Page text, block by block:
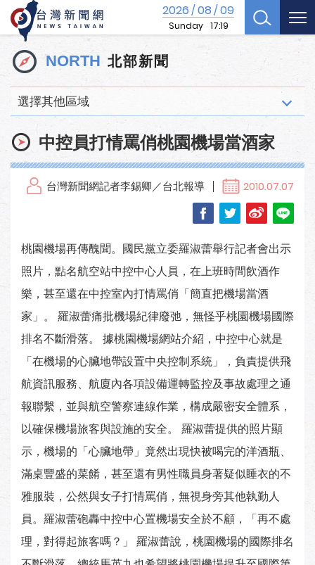
2026/08/09
Sunday 17:19
NORTH 北部新聞
選擇其他區域
中控員打情罵俏桃園機場當酒家
台灣新聞網記者李錫卿／台北報導 2010.07.07
桃園機場再傳醜聞。國民黨立委羅淑蕾舉行記者會出示
照片，點名航空站中控中心人員，在上班時間飲酒作
樂，甚至還在中控室內打情罵俏「簡直把機場當酒
家」。 羅淑蕾痛批機場紀律廢弛，無怪乎桃園機場國際
排名不斷滑落。 據桃園機場網站介紹，中控中心就是
「在機場的心臟地帶設置中央控制系統」，負責提供飛
航資訊服務、航廈內各項設備運轉監控及事故處理之通
報聯繫，並與航空警察連線作業，構成嚴密安全體系，
以確保機場旅客與設施的安全。 羅淑蕾提供的照片顯
示，機場的「心臟地帶」竟然出現快被喝完的洋酒瓶、
滿桌豐盛的菜餚，甚至還有男性職員身著疑似睡衣的不
雅服裝，公然與女子打情罵俏，無視身旁其他執勤人
員。羅淑蕾砲轟中控中心置機場安全於不顧，「再不處
理，對得起旅客嗎？」 羅淑蕾說，桃園機場的國際排名